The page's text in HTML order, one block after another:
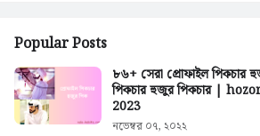
Popular Posts
৮৬+ সেরা প্রোফাইল পিকচার
পিকচার হুজুর পিকচার |
2023
নভেম্বর ০৭, ২০২২